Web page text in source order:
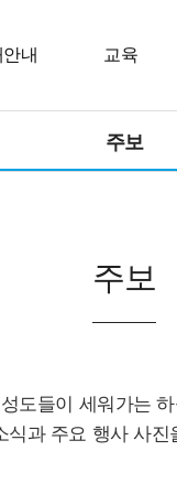
내 교육
주보
주보
성도들이 세워가는
식과 주요 행사 사